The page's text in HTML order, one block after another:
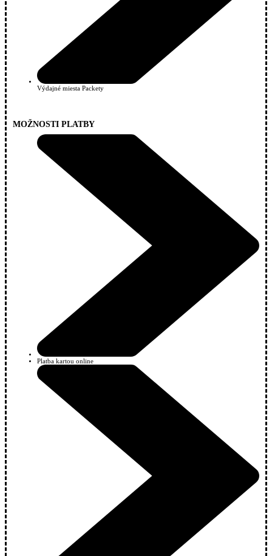
Výdajné miesta Packety
MOŽNOSTI PLATBY
Platba kartou online